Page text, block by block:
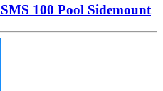
100 Pool Sidemount